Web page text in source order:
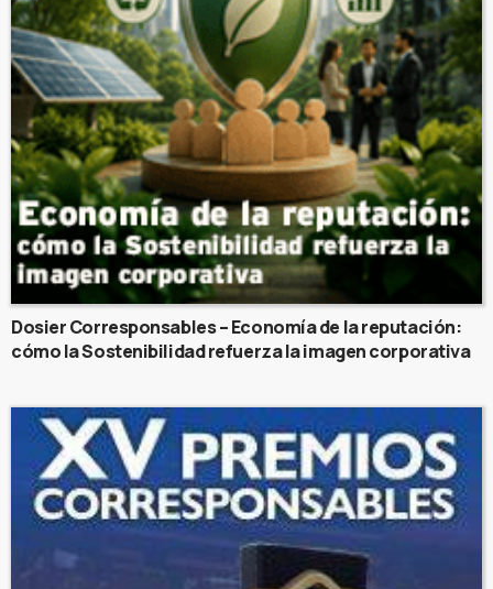
Dosier Corresponsables – Economía de la reputación:
cómo la Sostenibilidad refuerza la imagen corporativa